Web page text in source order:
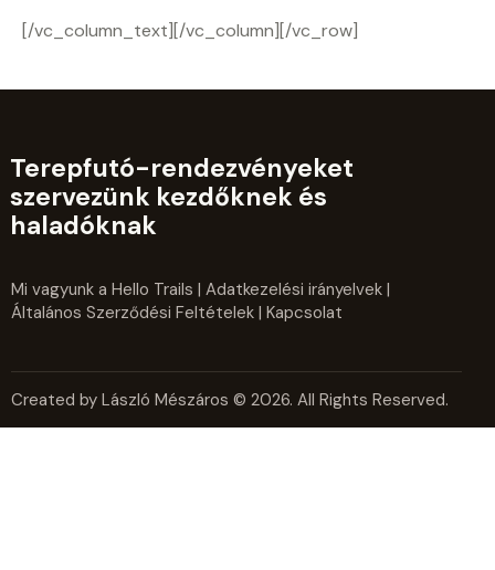
[/vc_column_text][/vc_column][/vc_row]
Terepfutó-rendezvényeket
szervezünk kezdőknek és
haladóknak
Mi vagyunk a Hello Trails | Adatkezelési irányelvek |
Általános Szerződési Feltételek | Kapcsolat
Created by László Mészáros © 2026. All Rights Reserved.